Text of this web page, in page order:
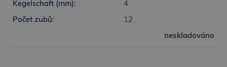
4
12
neskladováno